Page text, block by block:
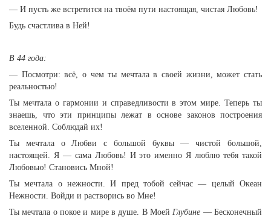
— И пусть же встретится на твоём пути настоящая, чистая Любовь!
Будь счастлива в Ней!
В 44 года:
— Посмотри: всё, о чем ты мечтала в своей жизни, может стать
реальностью!
Ты мечтала о гармонии и справедливости в этом мире. Теперь ты
знаешь, что эти принципы лежат в основе законов построения
вселенной. Соблюдай их!
Ты мечтала о Любви с большой буквы — чистой большой,
настоящей. Я — сама Любовь! И это именно Я люблю тебя такой
Любовью! Становись Мной!
Ты мечтала о нежности. И пред тобой сейчас — целый Океан
Нежности. Войди и растворись во Мне!
Ты мечтала о покое и мире в душе. В МоейГлубине — Бесконечный